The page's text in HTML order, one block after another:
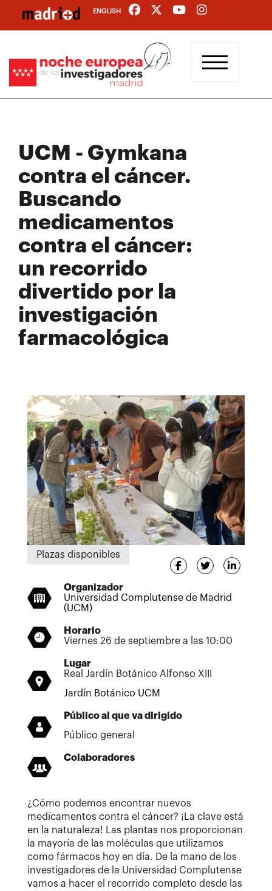
contenido
ENGLISH
UCM - Gymkana
contra el cáncer.
Buscando
medicamentos
contra el cáncer:
un recorrido
divertido por la
investigación
farmacológica
Plazas disponibles
Organizador
Universidad Complutense de Madrid
(UCM)
Horario
Viernes 26 de septiembre a las 10:00
Lugar
Real Jardín Botánico Alfonso XIII
Jardín Botánico UCM
Público al que va dirigido
Público general
Colaboradores
¿Cómo podemos encontrar nuevos
medicamentos contra el cáncer? ¡La clave está
en la naturaleza! Las plantas nos proporcionan
la mayoría de las moléculas que utilizamos
como fármacos hoy en día. De la mano de los
investigadores de la Universidad Complutense
vamos a hacer el recorrido completo desde las